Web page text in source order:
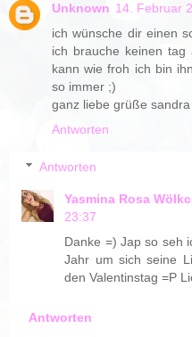
Unknown 14. Februar
ich wünsche dir einen
ich brauche keinen
kann wie froh ich bin
so immer ;)
ganz liebe grüße
Antworten
Antworten
Yasmina Rosa
23:37
Danke =) Jap so seh
Jahr um sich seine
den Valentinstag =P
Antworten